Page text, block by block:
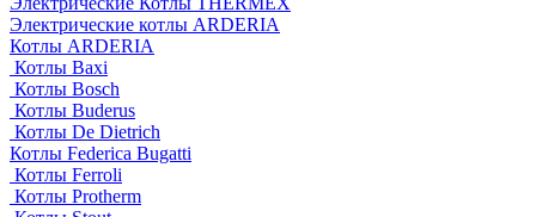
Электрические котлы ARDERIA
Котлы ARDERIA
Котлы Baxi
Котлы Bosch
Котлы Buderus
Котлы De Dietrich
Котлы Federica Bugatti
Котлы Ferroli
Котлы Protherm